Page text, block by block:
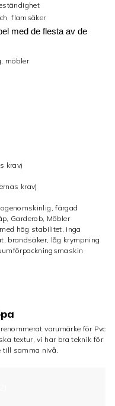
flamsäker
med de flesta av de
möbler
krav)
krav)
färgad
Garderob, Möbler
hög stabilitet, inga
brandsäker, låg krympning
varumärke för Pvc
textur, vi har bra teknik för
samma nivå.